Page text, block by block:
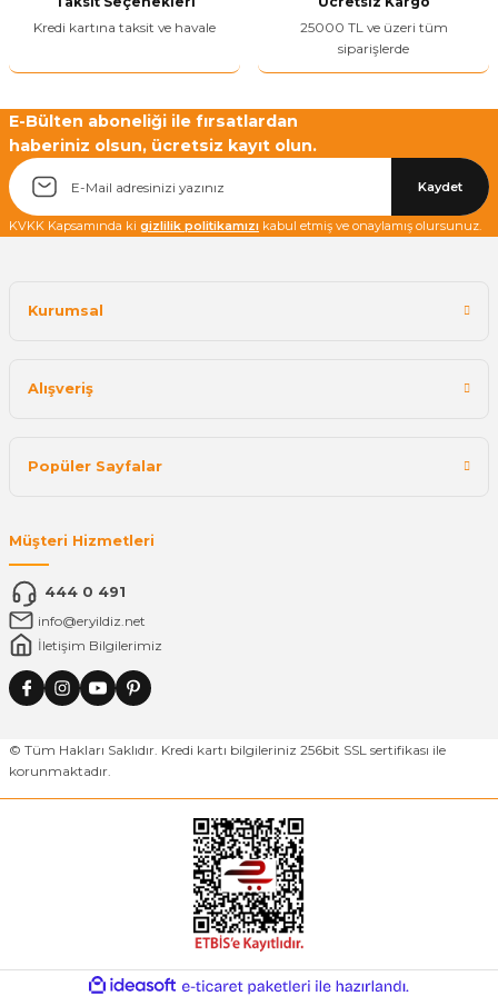
Bu ürüne benzer farklı alternatifler olmalı.
Yetkiliye Gönder
Kredi kartına taksit ve havale
25000 TL ve üzeri tüm
siparişlerde
E-Bülten aboneliği ile fırsatlardan
haberiniz olsun, ücretsiz kayıt olun.
Kaydet
KVKK Kapsamında ki gizlilik politikamızı kabul etmiş ve onaylamış olursunuz.
Kurumsal
Alışveriş
Popüler Sayfalar
Müşteri Hizmetleri
444 0 491
info@eryildiz.net
İletişim Bilgilerimiz
© Tüm Hakları Saklıdır. Kredi kartı bilgileriniz 256bit SSL sertifikası ile
korunmaktadır.
ideasoft e-